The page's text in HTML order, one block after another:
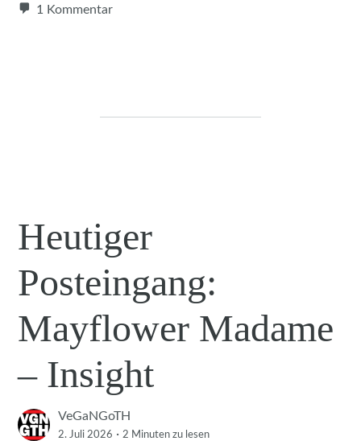
1 Kommentar
Heutiger
Posteingang:
Mayflower Madame
– Insight
VeGaNGoTH
2. Juli 2026 · 2 Minuten zu lesen